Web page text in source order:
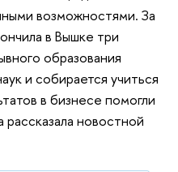
возможностями. За
в Вышке три
образования
и собирается учиться
в бизнесе помогли
новостной